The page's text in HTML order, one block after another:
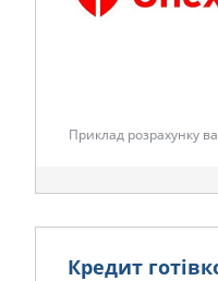
Приклад розрахунку
Кредит